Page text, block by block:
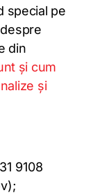
special pe
din
și cum
și
9108